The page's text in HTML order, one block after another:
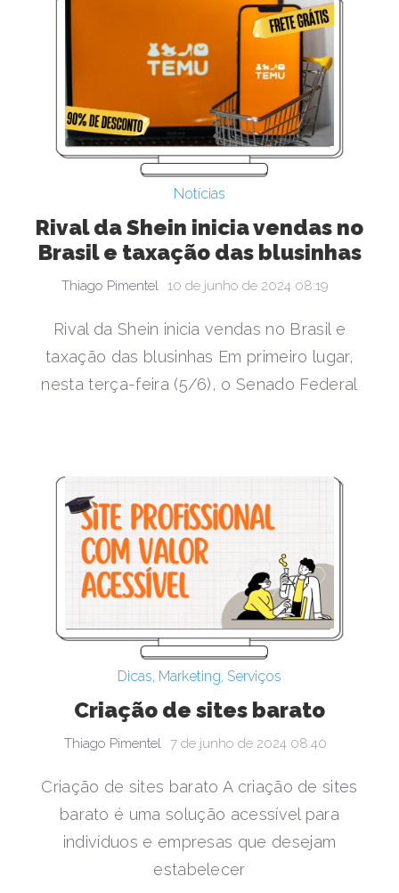
Notícias
Rival da Shein inicia vendas no
Brasil e taxação das blusinhas
Thiago Pimentel 10 de junho de 2024 08:19
Rival da Shein inicia vendas no Brasil e
taxação das blusinhas Em primeiro lugar,
nesta terça-feira (5/6), o Senado Federal
Dicas, Marketing, Serviços
Criação de sites barato
Thiago Pimentel 7 de junho de 2024 08:40
Criação de sites barato A criação de sites
barato é uma solução acessível para
indivíduos e empresas que desejam
estabelecer